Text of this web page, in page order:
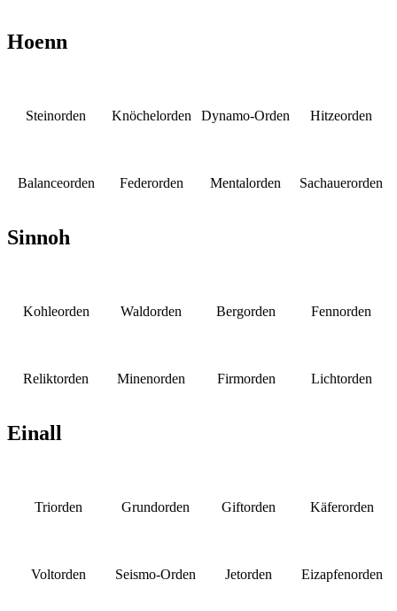
Hoenn
Steinorden Knöchelorden Dynamo-Orden Hitzeorden
Balanceorden Federorden Mentalorden Sachauerorden
Sinnoh
Kohleorden Waldorden Bergorden Fennorden
Reliktorden Minenorden Firmorden Lichtorden
Einall
Triorden Grundorden Giftorden Käferorden
Voltorden Seismo-Orden Jetorden Eizapfenorden